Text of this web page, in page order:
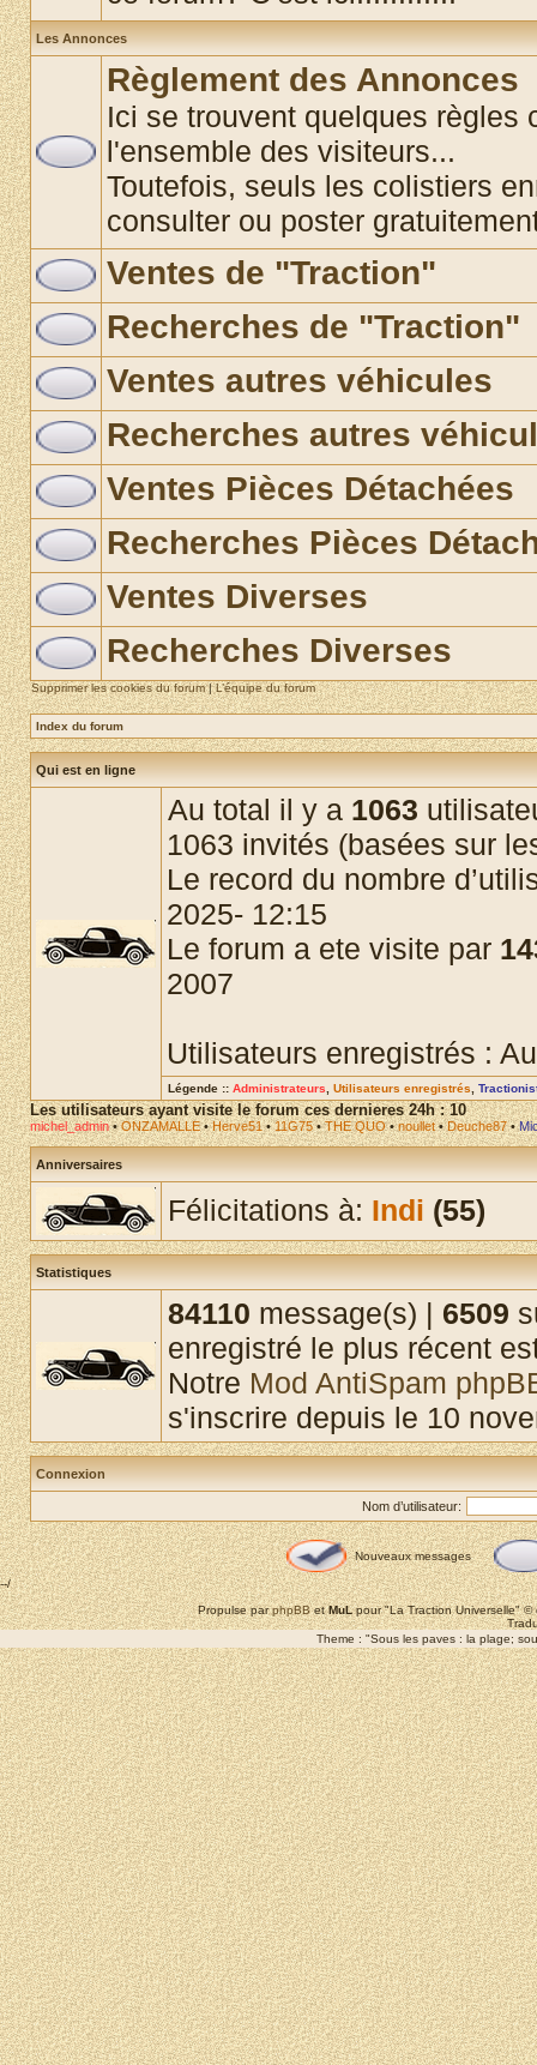
Les Annonces
Règlement des Annonces
Ici se trouvent quelques règles
l'ensemble des visiteurs...
Toutefois, seuls les colistiers
consulter ou poster
Ventes de "Traction"
Recherches de "Traction"
Ventes autres véhicules
Recherches autres
Ventes Pièces Détachées
Recherches Pièces
Ventes Diverses
Recherches Diverses
Supprimer les cookies du forum|L’équipe du forum
Index du forum
Qui est en ligne
Au total il y a 1063
1063 invités (basées sur
Le record du nombre
2025- 12:15
Le forum a ete visite par
2007
Utilisateurs enregistrés :
Légende :: Administrateurs Utilisateurs enregistrés
Les utilisateurs ayant visite le forum ces dernieres 24h : 10
michel_admin•ONZAMALLE•Herve51•11G75•THE QUO•noullet•Deuche87•
Anniversaires
Félicitations à: Indi (55)
Statistiques
84110 message(s) | 6509
enregistré le plus récent
Notre Mod AntiSpam
s'inscrire depuis le 10
Connexion
Nom d’utilisateur:
Nouveaux messages
--/
Propulse parphpBBetMuLpour "La Traction Universelle"
Theme : "Sous les paves : la plage;